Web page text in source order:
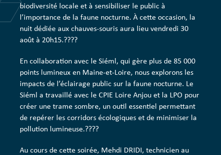
biodiversité locale et à sensibiliser le public à
l’importance de la faune nocturne. À cette occasion, la
nuit dédiée aux chauves-souris aura lieu vendredi 30
août à 20h15.????
En collaboration avec le Siéml, qui gère plus de 85 000
points lumineux en Maine-et-Loire, nous explorons les
impacts de l’éclairage public sur la faune nocturne. Le
Siéml a travaillé avec le CPIE Loire Anjou et la LPO pour
créer une trame sombre, un outil essentiel permettant
de repérer les corridors écologiques et de minimiser la
pollution lumineuse.????
Au cours de cette soirée, Mehdi DRIDI, technicien au